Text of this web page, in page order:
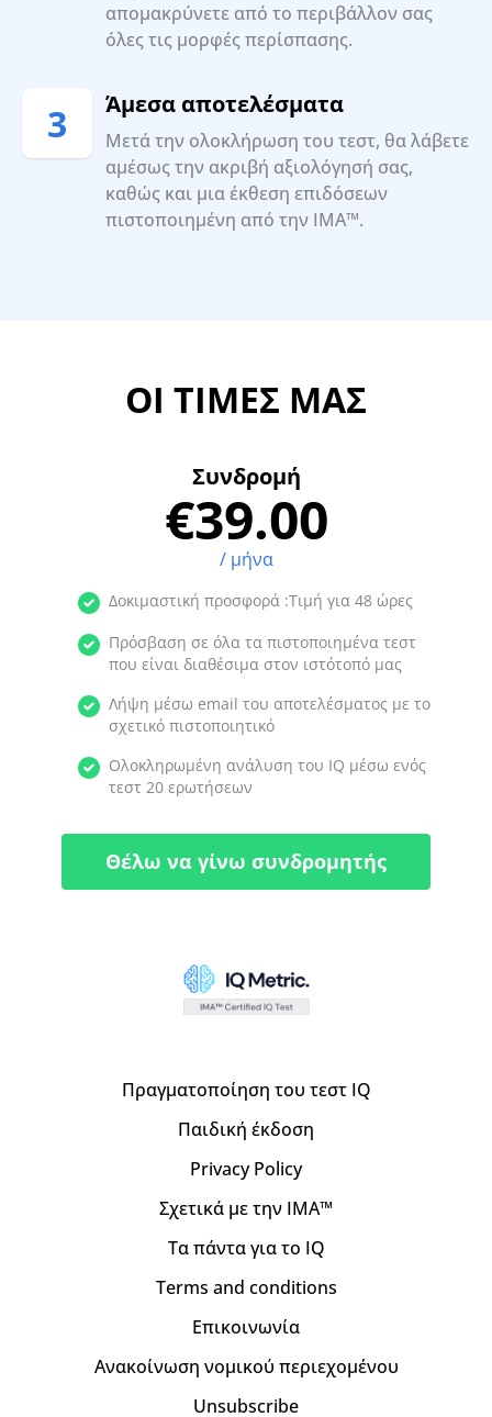
απομακρύνετε από το περιβάλλον σας
όλες τις μορφές περίσπασης.
3 Άμεσα αποτελέσματα
Μετά την ολοκλήρωση του τεστ, θα λάβετε
αμέσως την ακριβή αξιολόγησή σας,
καθώς και μια έκθεση επιδόσεων
πιστοποιημένη από την IMA™.
ΟΙ ΤΙΜΕΣ ΜΑΣ
Συνδρομή
€39.00
/ μήνα
Δοκιμαστική προσφορά :Τιμή για 48 ώρες
Πρόσβαση σε όλα τα πιστοποιημένα τεστ
που είναι διαθέσιμα στον ιστότοπό μας
Λήψη μέσω email του αποτελέσματος με το
σχετικό πιστοποιητικό
Ολοκληρωμένη ανάλυση του IQ μέσω ενός
τεστ 20 ερωτήσεων
Θέλω να γίνω συνδρομητής
Πραγματοποίηση του τεστ IQ
Παιδική έκδοση
Privacy Policy
Σχετικά με την IMA™
Τα πάντα για το IQ
Terms and conditions
Επικοινωνία
Ανακοίνωση νομικού περιεχομένου
Unsubscribe